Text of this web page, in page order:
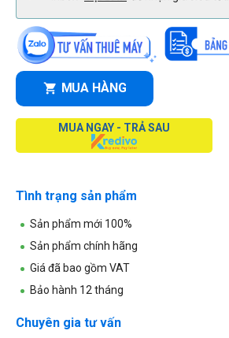
MUA HÀNG
MUA NGAY - TRẢ SAU
Tình trạng sản phẩm
Sản phẩm mới 100%
Sản phẩm chính hãng
Giá đã bao gồm VAT
Bảo hành 12 tháng
Chuyên gia tư vấn